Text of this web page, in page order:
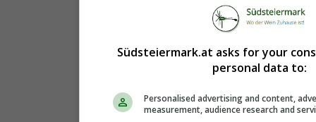
Südsteiermark.at asks for your
personal data to:
Personalised advertising and content,
measurement, audience research and